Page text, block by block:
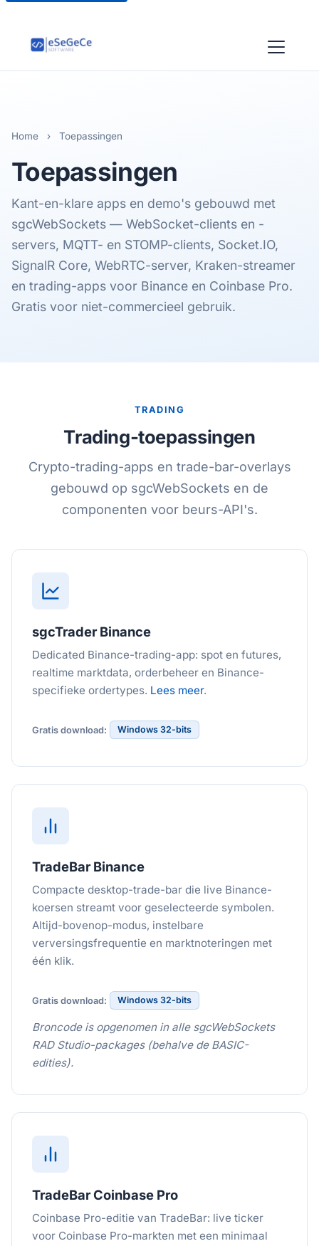
Home › Toepassingen
Toepassingen
Kant-en-klare apps en demo's gebouwd met
sgcWebSockets — WebSocket-clients en -
servers, MQTT- en STOMP-clients, Socket.IO,
SignalR Core, WebRTC-server, Kraken-streamer
en trading-apps voor Binance en Coinbase Pro.
Gratis voor niet-commercieel gebruik.
TRADING
Trading-toepassingen
Crypto-trading-apps en trade-bar-overlays
gebouwd op sgcWebSockets en de
componenten voor beurs-API's.
sgcTrader Binance
Dedicated Binance-trading-app: spot en futures,
realtime marktdata, orderbeheer en Binance-
specifieke ordertypes. Lees meer.
Gratis download: Windows 32-bits
TradeBar Binance
Compacte desktop-trade-bar die live Binance-
koersen streamt voor geselecteerde symbolen.
Altijd-bovenop-modus, instelbare
verversingsfrequentie en marktnoteringen met
één klik.
Gratis download: Windows 32-bits
Broncode is opgenomen in alle sgcWebSockets
RAD Studio-packages (behalve de BASIC-
edities).
TradeBar Coinbase Pro
Coinbase Pro-editie van TradeBar: live ticker
voor Coinbase Pro-markten met een minimaal